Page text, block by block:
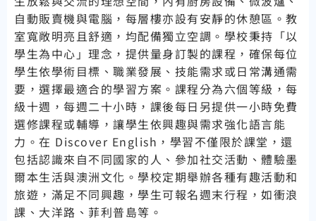
自動販賣機與電腦，每層樓亦設有安靜的休憩區。教
室寬敞明亮且舒適，均配備獨立空調。學校秉持「以
學生為中心」理念，提供量身訂製的課程，確保每位
學生依學術目標、職業發展、技能需求或日常溝通需
要，選擇最適合的學習方案。課程分為六個等級，每
級十週，每週二十小時，課後每日另提供一小時免費
選修課程或輔導，讓學生依興趣與需求強化語言能
力。在 Discover English，學習不僅限於課堂，還
包括認識來自不同國家的人、參加社交活動、體驗墨
爾本生活與澳洲文化。學校定期舉辦各種有趣活動和
旅遊，滿足不同興趣，學生可報名週末行程，如衝浪
課、大洋路、菲利普島等。